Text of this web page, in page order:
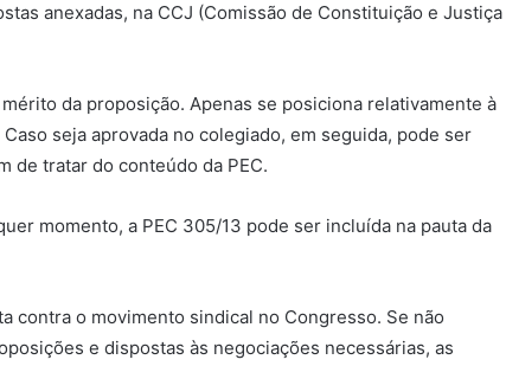
anexadas, na CCJ (Comissão de Constituição e Justiça
da proposição. Apenas se posiciona relativamente à
seja aprovada no colegiado, em seguida, pode ser
tratar do conteúdo da PEC.
momento, a PEC 305/13 pode ser incluída na pauta da
contra o movimento sindical no Congresso. Se não
e dispostas às negociações necessárias, as